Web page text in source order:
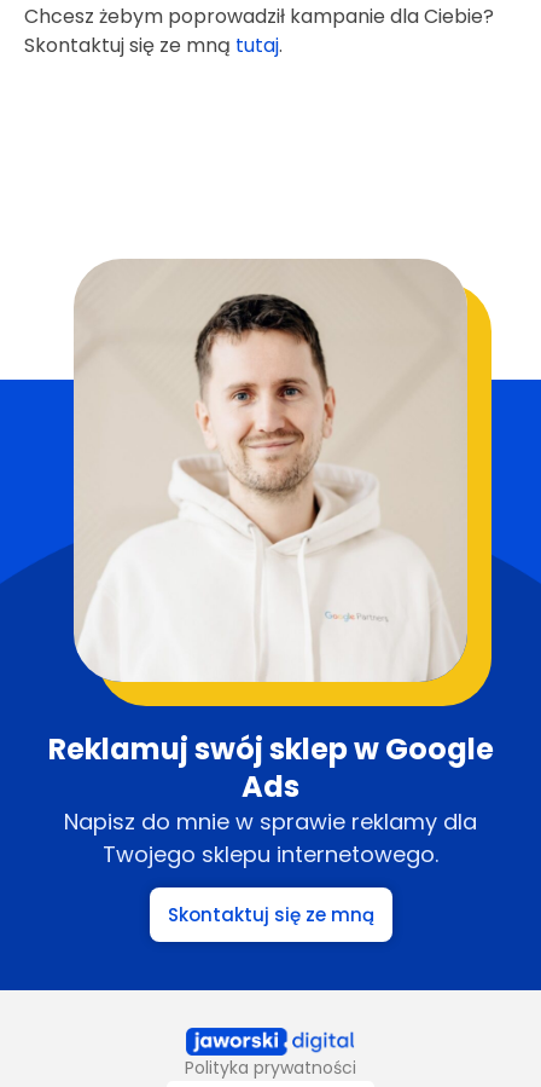
Chcesz żebym poprowadził kampanie dla Ciebie?
Skontaktuj się ze mną tutaj.
Reklamuj swój sklep w Google
Ads
Napisz do mnie w sprawie reklamy dla
Twojego sklepu internetowego.
Skontaktuj się ze mną
Polityka prywatności